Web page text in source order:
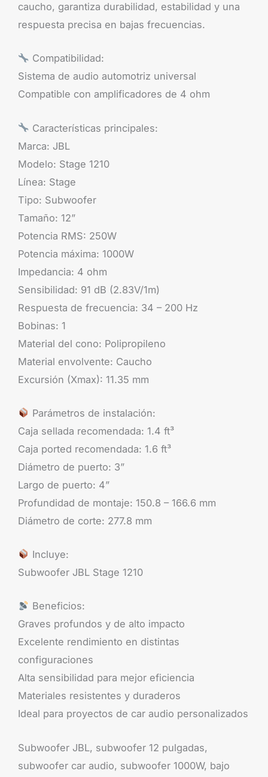
caucho, garantiza durabilidad, estabilidad y una
respuesta precisa en bajas frecuencias.
Compatibilidad:
Sistema de audio automotriz universal
Compatible con amplificadores de 4 ohm
Características principales:
Marca: JBL
Modelo: Stage 1210
Línea: Stage
Tipo: Subwoofer
Tamaño: 12”
Potencia RMS: 250W
Potencia máxima: 1000W
Impedancia: 4 ohm
Sensibilidad: 91 dB (2.83V/1m)
Respuesta de frecuencia: 34 – 200 Hz
Bobinas: 1
Material del cono: Polipropileno
Material envolvente: Caucho
Excursión (Xmax): 11.35 mm
Parámetros de instalación:
Caja sellada recomendada: 1.4 ft³
Caja ported recomendada: 1.6 ft³
Diámetro de puerto: 3”
Largo de puerto: 4”
Profundidad de montaje: 150.8 – 166.6 mm
Diámetro de corte: 277.8 mm
Incluye:
Subwoofer JBL Stage 1210
Beneficios:
Graves profundos y de alto impacto
Excelente rendimiento en distintas
configuraciones
Alta sensibilidad para mejor eficiencia
Materiales resistentes y duraderos
Ideal para proyectos de car audio personalizados
Subwoofer JBL, subwoofer 12 pulgadas,
subwoofer car audio, subwoofer 1000W, bajo